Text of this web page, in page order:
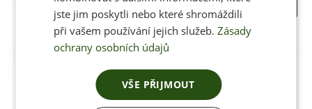
jste jim poskytli nebo které shromáždili
při vašem používání jejich služeb. Zásady
ochrany osobních údajů
VŠE PŘIJMOUT